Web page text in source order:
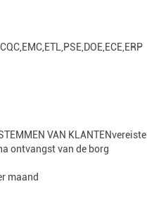
VAN KLANTENvereiste
ontvangst van de borg
maand